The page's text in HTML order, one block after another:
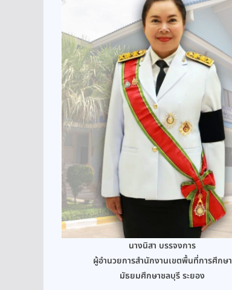
นางนิสา บรรจงการ
ผู้อำนวยการสำนักงานเขตพื้นที่การศึกษา
มัธยมศึกษาชลบุรี ระยอง